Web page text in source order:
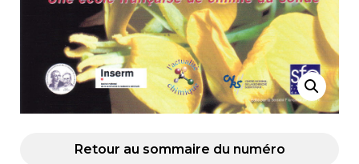
Retour au sommaire du numéro